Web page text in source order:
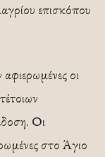
επισκόπου
οι
Οι
στο Άγιο